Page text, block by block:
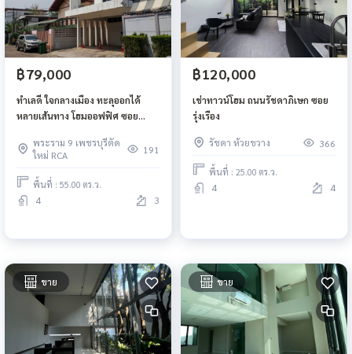
฿79,000
ทำเลดี ใจกลางเมือง ทะลุออกได้
หลายเส้นทาง โฮมออฟฟิศ ซอย
พระราม 9 เพชรบุรีตัด
ใหม่ RCA
191
พื้นที่ : 55.00 ตร.ว.
4 3
฿120,000
เช่าทาวน์โฮม ถนนรัชดาภิเษก ซอย
รุ่งเรือง
รัชดา ห้วยขวาง 366
พื้นที่ : 25.00 ตร.ว.
4 4
ขาย ขาย